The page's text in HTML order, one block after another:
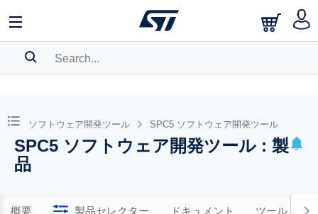
BOOKMARK
Pleaselog in to show your saved searches.
ソフトウェア開発ツール SPC5 ソフトウェア開発ツール
SPC5 ソフトウェア開発ツール : 製
品
概要 製品セレクター ドキュメント ツール & ソ